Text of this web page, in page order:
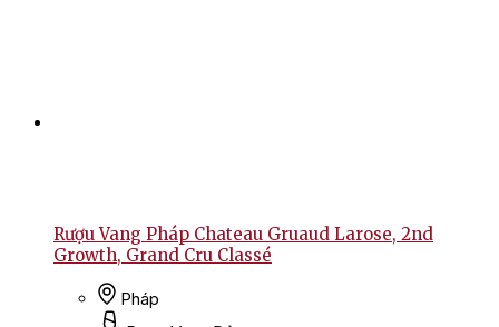
Rượu Vang Pháp Chateau Gruaud Larose, 2nd
Growth, Grand Cru Classé
Pháp